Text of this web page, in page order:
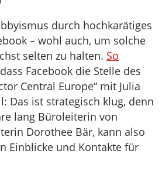
durch hochkarätiges
– wohl auch, um solche
selten zu halten. So
Facebook die Stelle des
Central Europe“ mit Julia
Das ist strategisch klug, denn
lang Büroleiterin von
Dorothee Bär, kann also
Einblicke und Kontakte für